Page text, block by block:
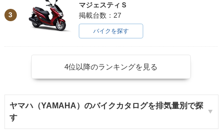
3
マジェスティＳ
掲載台数：27
バイクを探す
4位以降のランキングを見る
ヤマハ（YAMAHA）のバイクカタログを排気量別で探
す